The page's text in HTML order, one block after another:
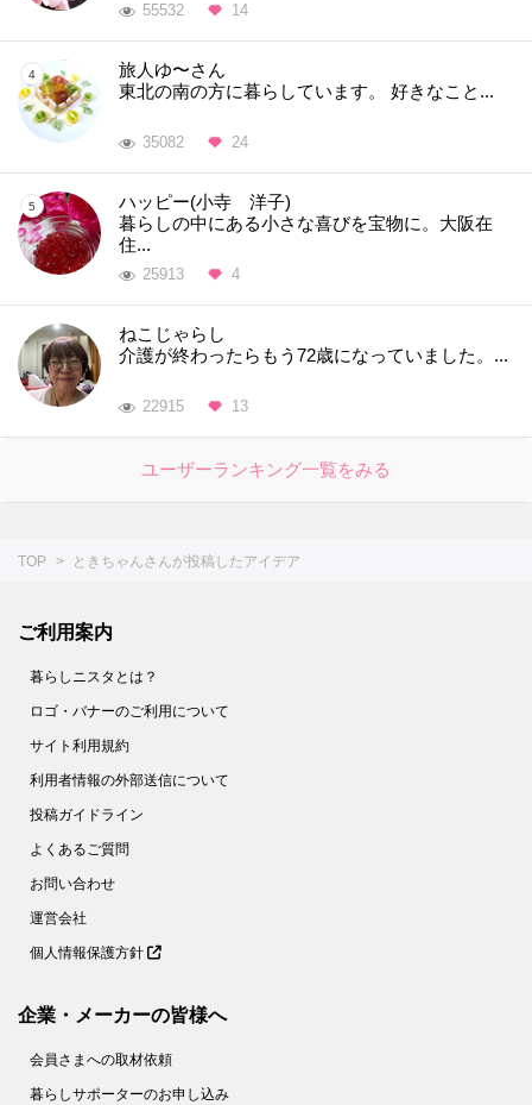
55532 14
旅人ゆ〜さん
東北の南の方に暮らしています。 好きなこと...
35082 24
ハッピー(小寺 洋子)
暮らしの中にある小さな喜びを宝物に。大阪在
住...
25913 4
ねこじゃらし
介護が終わったらもう72歳になっていました。...
22915 13
ユーザーランキング一覧をみる
TOP ときちゃんさんが投稿したアイデア
ご利用案内
暮らしニスタとは？
ロゴ・バナーのご利用について
サイト利用規約
利用者情報の外部送信について
投稿ガイドライン
よくあるご質問
お問い合わせ
運営会社
個人情報保護方針
企業・メーカーの皆様へ
会員さまへの取材依頼
暮らしサポーターのお申し込み